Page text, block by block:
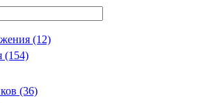
(12)
(154)
(36)